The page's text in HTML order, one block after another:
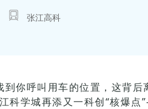
张江高科
你呼叫用车的位置，这背后
科学城再添又一科创“核爆